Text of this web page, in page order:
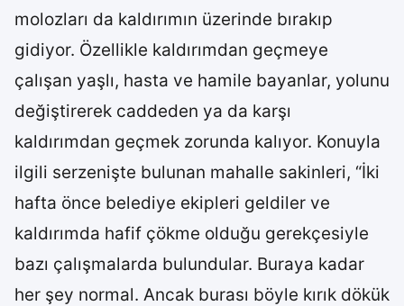
molozları da kaldırımın üzerinde bırakıp
gidiyor. Özellikle kaldırımdan geçmeye
çalışan yaşlı, hasta ve hamile bayanlar, yolunu
değiştirerek caddeden ya da karşı
kaldırımdan geçmek zorunda kalıyor. Konuyla
ilgili serzenişte bulunan mahalle sakinleri, “İki
hafta önce belediye ekipleri geldiler ve
kaldırımda hafif çökme olduğu gerekçesiyle
bazı çalışmalarda bulundular. Buraya kadar
her şey normal. Ancak burası böyle kırık dökük